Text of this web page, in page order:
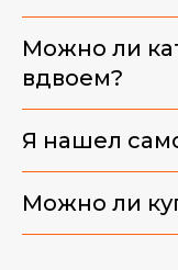
Можно ли
вдвоем?
Я нашел
Можно ли